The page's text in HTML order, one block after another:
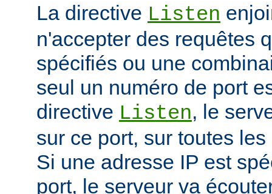
La directive Listen
n'accepter des requêtes
spécifiés ou une
seul un numéro de port
directive Listen, le
sur ce port, sur toutes
Si une adresse IP est
port, le serveur va